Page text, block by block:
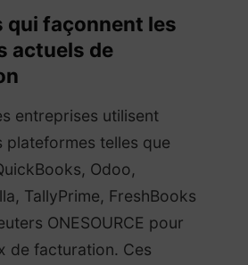
qui façonnent les
actuels de
entreprises utilisent
plateformes telles que
Odoo,
TallyPrime, FreshBooks
ONESOURCE pour
de facturation. Ces